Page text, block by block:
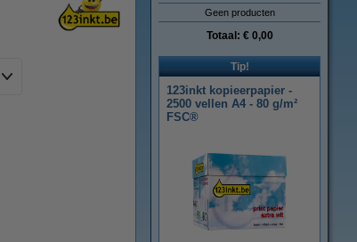
Geen producten
Totaal: € 0,00
Tip!
123inkt kopieerpapier -
2500 vellen A4 - 80 g/m²
FSC®